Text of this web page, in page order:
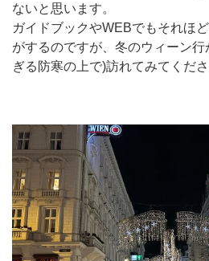
ないと思います。
ガイドブックやWEBでもそれほ
がするのですが、冬のウィーン
ぎる防寒の上で)訪れてみてくださ